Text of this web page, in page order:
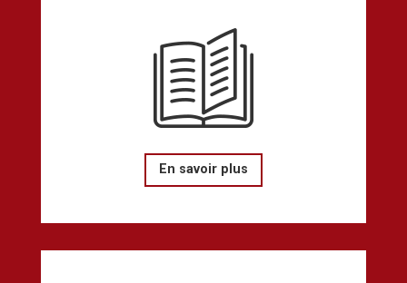
En savoir plus